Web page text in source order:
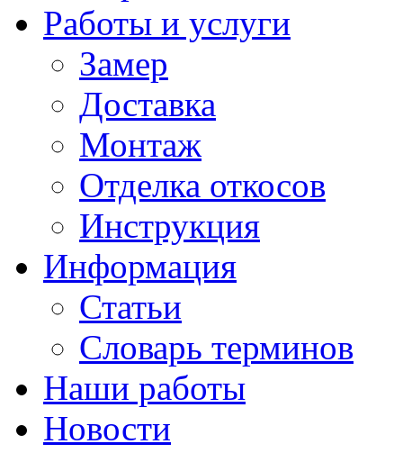
Работы и услуги
Замер
Доставка
Монтаж
Отделка откосов
Инструкция
Информация
Статьи
Словарь терминов
Наши работы
Новости